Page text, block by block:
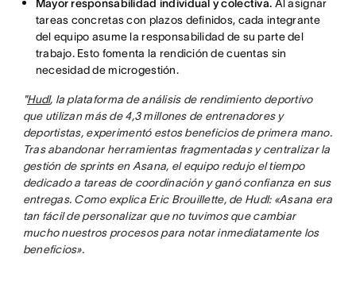
Mayor responsabilidad individual y colectiva. Al asignar
tareas concretas con plazos definidos, cada integrante
del equipo asume la responsabilidad de su parte del
trabajo. Esto fomenta la rendición de cuentas sin
necesidad de microgestión.
"Hudl, la plataforma de análisis de rendimiento deportivo
que utilizan más de 4,3 millones de entrenadores y
deportistas, experimentó estos beneficios de primera mano.
Tras abandonar herramientas fragmentadas y centralizar la
gestión de sprints en Asana, el equipo redujo el tiempo
dedicado a tareas de coordinación y ganó confianza en sus
entregas. Como explica Eric Brouillette, de Hudl: «Asana era
tan fácil de personalizar que no tuvimos que cambiar
mucho nuestros procesos para notar inmediatamente los
beneficios».